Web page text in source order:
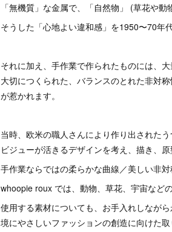
「無機質」な金属で、「自然物」 (草花や動
そうした「心地よい違和感」を1950〜70年
それに加え、手作業で作られたものには、
大切につくられた、バランスのとれた非対
が惹かれます。
当時、欧米の職人さんにより作り出された
ビジューが活きるデザインを考え、描き、原
手作業ならではの柔らかな曲線／美しい非対
whoopie roux では、動物、草花、宇宙など
使用する素材についても、お手入れしなが
境にやさしいファッションの創造に向けた取